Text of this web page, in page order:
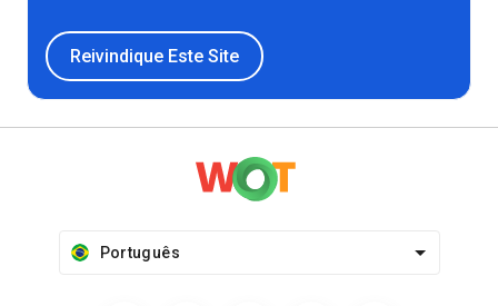
Reivindique Este Site
Português